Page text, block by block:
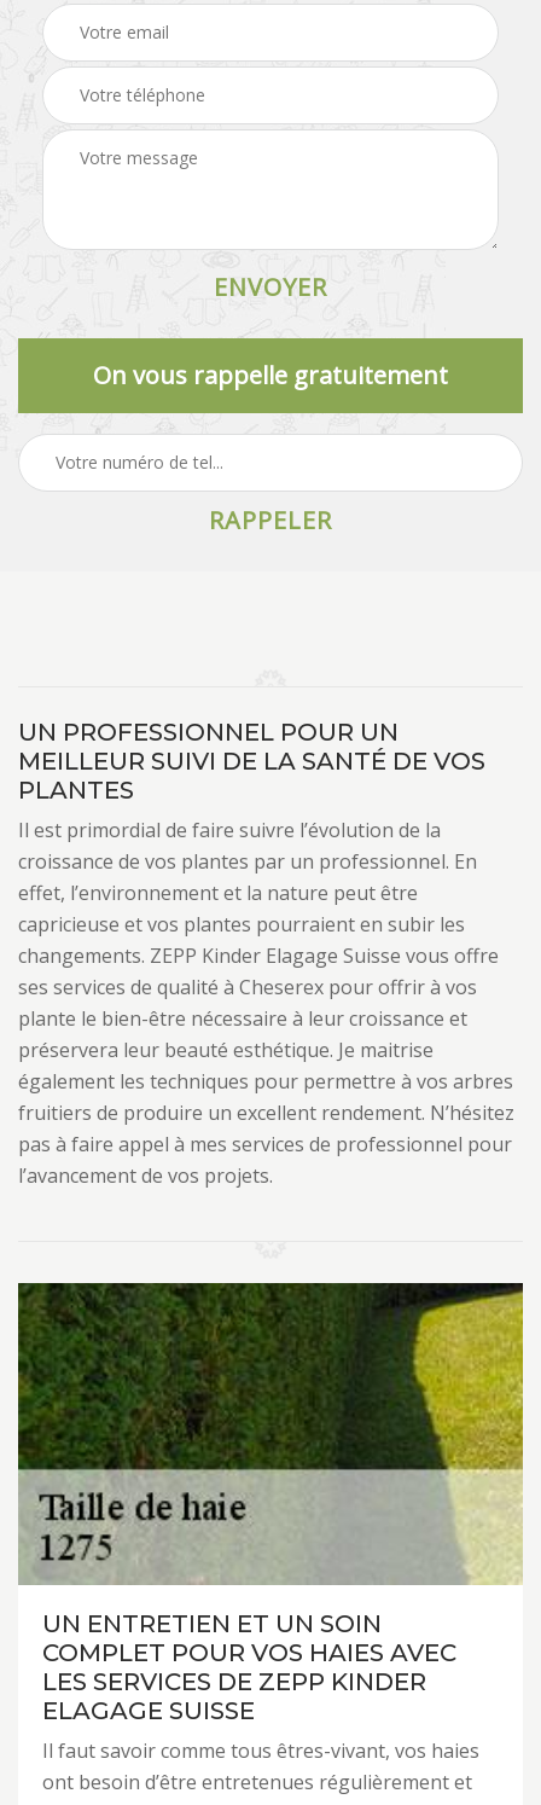
On vous rappelle gratuitement
UN PROFESSIONNEL POUR UN
MEILLEUR SUIVI DE LA SANTÉ DE VOS
PLANTES
Il est primordial de faire suivre l’évolution de la
croissance de vos plantes par un professionnel. En
effet, l’environnement et la nature peut être
capricieuse et vos plantes pourraient en subir les
changements. ZEPP Kinder Elagage Suisse vous offre
ses services de qualité à Cheserex pour offrir à vos
plante le bien-être nécessaire à leur croissance et
préservera leur beauté esthétique. Je maitrise
également les techniques pour permettre à vos arbres
fruitiers de produire un excellent rendement. N’hésitez
pas à faire appel à mes services de professionnel pour
l’avancement de vos projets.
UN ENTRETIEN ET UN SOIN
COMPLET POUR VOS HAIES AVEC
LES SERVICES DE ZEPP KINDER
ELAGAGE SUISSE
Il faut savoir comme tous êtres-vivant, vos haies
ont besoin d’être entretenues régulièrement et